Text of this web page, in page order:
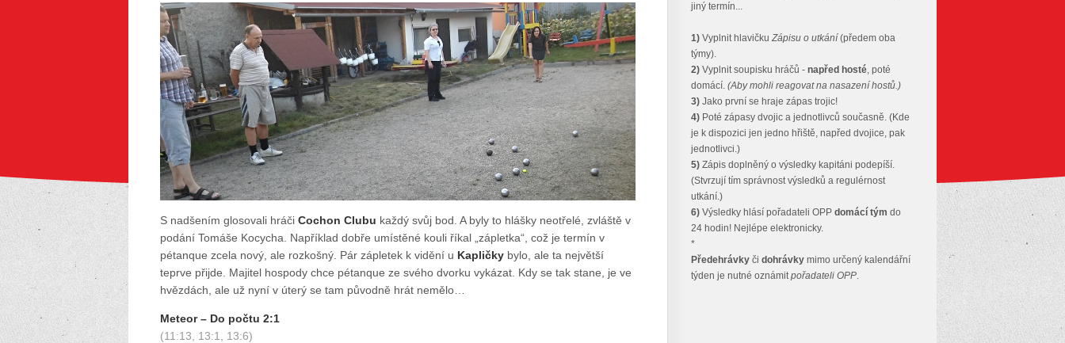
S nadšením glosovali hráči Cochon Clubu každý svůj bod. A byly to hlášky neotřelé, zvláště v
podání Tomáše Kocycha. Například dobře umístěné kouli říkal „zápletka“, což je termín v
pétanque zcela nový, ale rozkošný. Pár zápletek k vidění u Kapličky bylo, ale ta největší
teprve přijde. Majitel hospody chce pétanque ze svého dvorku vykázat. Kdy se tak stane, je ve
hvězdách, ale už nyní v úterý se tam původně hrát nemělo…
Meteor – Do počtu 2:1
(11:13, 13:1, 13:6)
jiný termín...
1) Vyplnit hlavičku Zápisu o utkání (předem oba
týmy).
2) Vyplnit soupisku hráčů - napřed hosté, poté
domácí. (Aby mohli reagovat na nasazení hostů.)
3) Jako první se hraje zápas trojic!
4) Poté zápasy dvojic a jednotlivců současně. (Kde
je k dispozici jen jedno hřiště, napřed dvojice, pak
jednotlivci.)
5) Zápis doplněný o výsledky kapitáni podepíší.
(Stvrzují tím správnost výsledků a regulérnost
utkání.)
6) Výsledky hlásí pořadateli OPP domácí tým do
24 hodin! Nejlépe elektronicky.
*
Předehrávky či dohrávky mimo určený kalendářní
týden je nutné oznámitpořadateli OPP.